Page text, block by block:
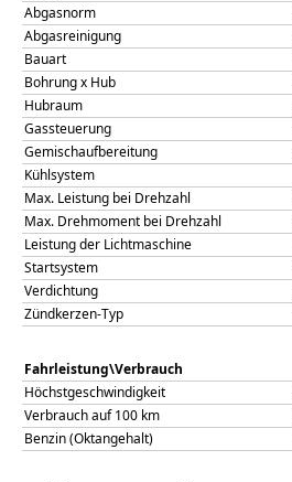
Abgasnorm
Abgasreinigung
Bauart
Bohrung x Hub
Hubraum
Gassteuerung
Gemischaufbereitung
Kühlsystem
Max. Leistung bei Drehzahl
Max. Drehmoment bei Drehzahl
Leistung der Lichtmaschine
Startsystem
Verdichtung
Zündkerzen-Typ
Fahrleistung\Verbrauch
Höchstgeschwindigkeit
Verbrauch auf 100 km
Benzin (Oktangehalt)